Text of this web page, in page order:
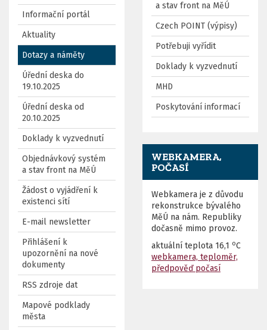
Informační portál
Aktuality
Dotazy a náměty
Úřední deska do
19.10.2025
Úřední deska od
20.10.2025
Doklady k vyzvednutí
Objednávkový systém
a stav front na MěÚ
Žádost o vyjádření k
existenci sítí
E-mail newsletter
Přihlášení k
upozornění na nové
dokumenty
RSS zdroje dat
Mapové podklady
města
a stav front na MěÚ
Czech POINT (výpisy)
Potřebuji vyřídit
Doklady k vyzvednutí
MHD
Poskytování informací
WEBKAMERA,
POČASÍ
Webkamera je z důvodu
rekonstrukce bývalého
MěÚ na nám. Republiky
dočasně mimo provoz.
aktuální teplota 16,1 oC
webkamera, teploměr,
předpověď počasí